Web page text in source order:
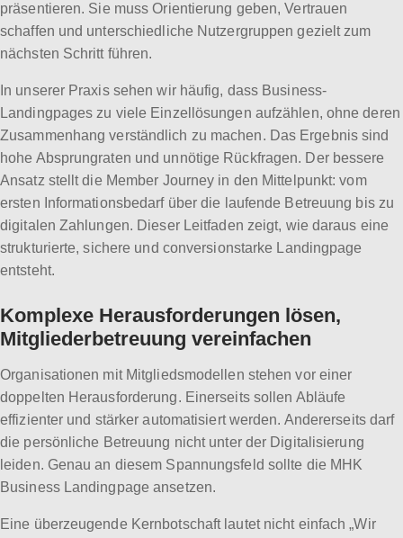
präsentieren. Sie muss Orientierung geben, Vertrauen
schaffen und unterschiedliche Nutzergruppen gezielt zum
nächsten Schritt führen.
In unserer Praxis sehen wir häufig, dass Business-
Landingpages zu viele Einzellösungen aufzählen, ohne deren
Zusammenhang verständlich zu machen. Das Ergebnis sind
hohe Absprungraten und unnötige Rückfragen. Der bessere
Ansatz stellt die Member Journey in den Mittelpunkt: vom
ersten Informationsbedarf über die laufende Betreuung bis zu
digitalen Zahlungen. Dieser Leitfaden zeigt, wie daraus eine
strukturierte, sichere und conversionstarke Landingpage
entsteht.
Komplexe Herausforderungen lösen,
Mitgliederbetreuung vereinfachen
Organisationen mit Mitgliedsmodellen stehen vor einer
doppelten Herausforderung. Einerseits sollen Abläufe
effizienter und stärker automatisiert werden. Andererseits darf
die persönliche Betreuung nicht unter der Digitalisierung
leiden. Genau an diesem Spannungsfeld sollte die MHK
Business Landingpage ansetzen.
Eine überzeugende Kernbotschaft lautet nicht einfach „Wir